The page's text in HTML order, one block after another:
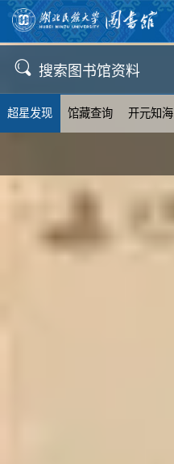
搜索图书馆资料
超星发现 馆藏查询 开元知海